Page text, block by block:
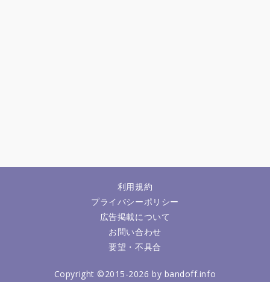
利用規約
プライバシーポリシー
広告掲載について
お問い合わせ
要望・不具合
Copyright ©2015-2026 by bandoff.info